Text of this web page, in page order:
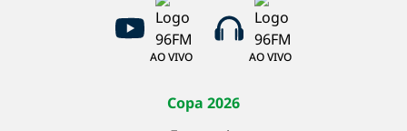
AO VIVO AO VIVO
Copa 2026